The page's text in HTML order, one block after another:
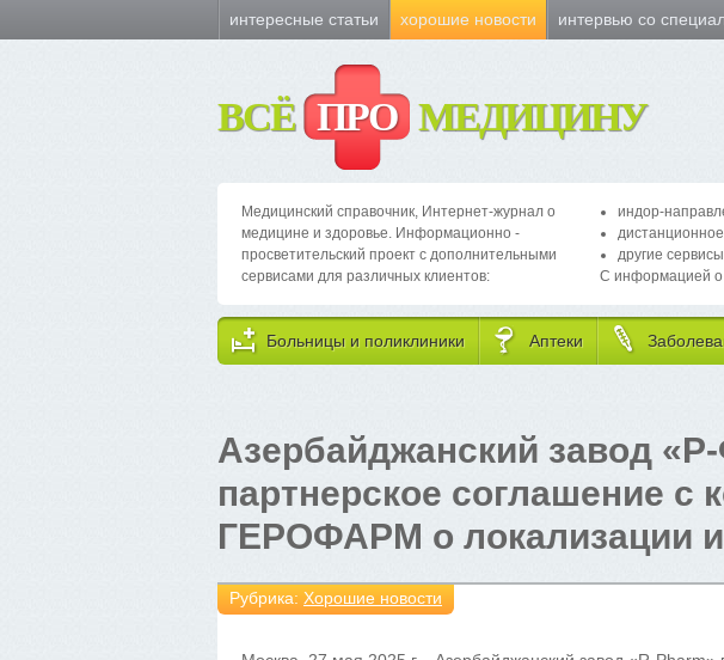
интересные статьи хорошие новости интервью со
ВСЁ ПРО МЕДИЦИНУ
Медицинский справочник, Интернет-журнал о
медицине и здоровье. Информационно -
просветительский проект с дополнительными
сервисами для различных клиентов:
индор-
другие
С информацией о
Больницы и поликлиники Аптеки
Азербайджанский завод
партнерское соглашение с
ГЕРОФАРМ о локализации
Рубрика: Хорошие новости